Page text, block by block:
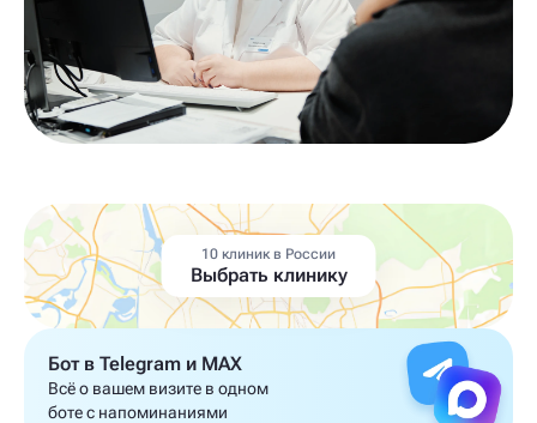
10 клиник в России
Выбрать клинику
Бот в Telegram и MAX
Всё о вашем визите в одном
боте с напоминаниями